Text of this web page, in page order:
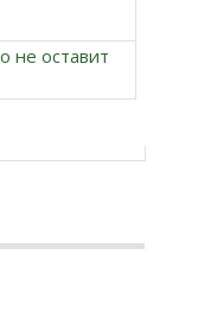
не оставит